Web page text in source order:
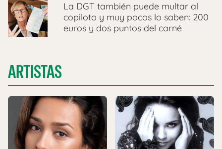
La DGT también puede multar al
copiloto y muy pocos lo saben: 200
euros y dos puntos del carné
ARTISTAS